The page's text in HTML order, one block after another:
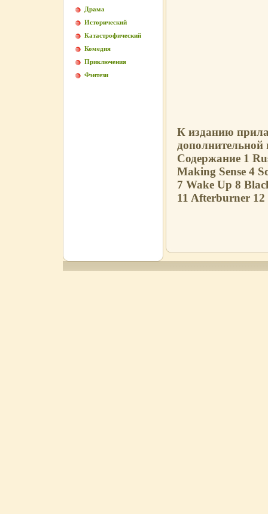
Драма
Исторический
Катастрофический
Комедия
Приключения
Фэнтези
К изданию
Содержание 1
Making Sense 4
7 Wake Up 8
11 Afterburner